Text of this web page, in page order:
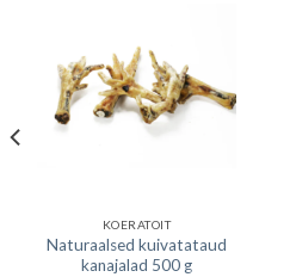
KOERATOIT
Naturaalsed kuivatataud
kanajalad 500 g